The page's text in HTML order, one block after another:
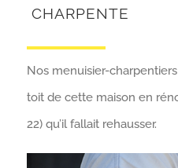
CHARPENTE
Nos menuisier-
toit de cette maison en
22) qu’il fallait rehausser.